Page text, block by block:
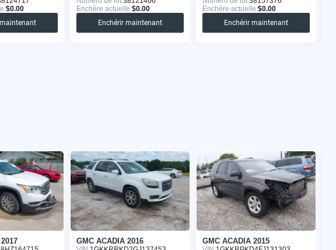
$0.00
Enchère actuelle:$0.00
Enchérir maintenant
Enchère actuelle:$0.00
Enchérir maintenant
GMC ACADIA 2016 GMC ACADIA 2015